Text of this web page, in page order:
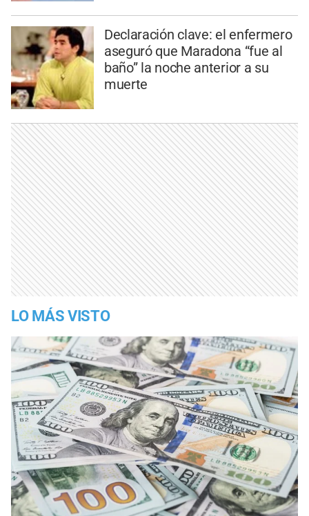
Declaración clave: el enfermero
aseguró que Maradona “fue al
baño” la noche anterior a su
muerte
LO MÁS VISTO